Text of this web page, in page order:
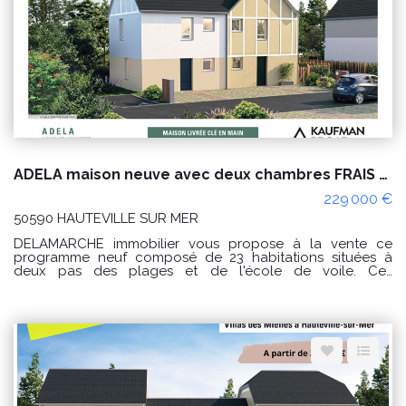
ADELA maison neuve avec deux chambres FRAIS DE NOTAIRE OFFERTS !
229 000 €
50590 HAUTEVILLE SUR MER
DELAMARCHE immobilier vous propose à la vente ce
programme neuf composé de 23 habitations situées à
deux pas des plages et de l'école de voile. Ces
2 chambres à l'étage et un abri de jardin. (8 exemplaires). -
Le modèle ALEXIA : Une maison de 76m² avec 3 chambres
à l'étage et un abri de jardin (2 exemplaires). Modèle
épuisé ! - Le modèle CELIA : Une maison de 80m² avec 3
chambres, salle d'eau et salle de bain ainsi qu'un garage
attenant (6 exemplaires). - Le modèle CLAIRE : Une maison